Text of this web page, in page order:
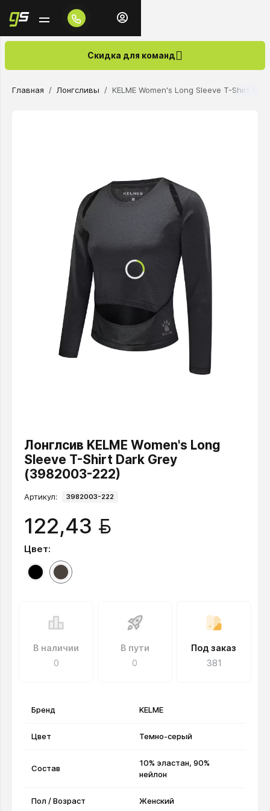
Скидка для команд
Главная Лонгсливы KELME Women's Long Sleeve T-Shirt
Лонглсив KELME Women's Long
Sleeve T-Shirt Dark Grey
(3982003-222)
Артикул: 3982003-222
122,43 BYN
Цвет:
В наличии
0
В пути
0
Под заказ
381
Бренд KELME
Цвет Темно-серый
Состав
10% эластан, 90%
нейлон
Пол / Возраст Женский